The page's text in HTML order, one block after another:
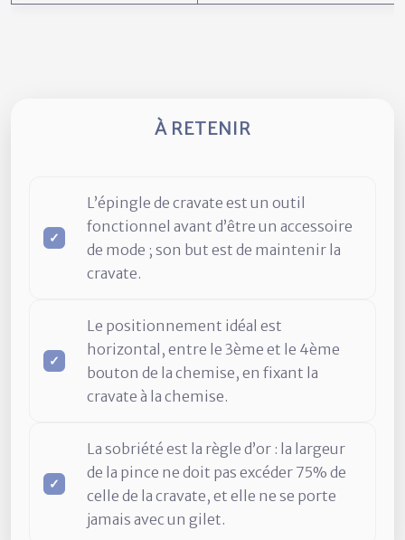
À RETENIR
L’épingle de cravate est un outil
fonctionnel avant d’être un accessoire
de mode ; son but est de maintenir la
cravate.
Le positionnement idéal est
horizontal, entre le 3ème et le 4ème
bouton de la chemise, en fixant la
cravate à la chemise.
La sobriété est la règle d’or : la largeur
de la pince ne doit pas excéder 75% de
celle de la cravate, et elle ne se porte
jamais avec un gilet.